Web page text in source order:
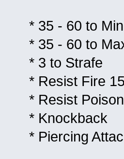
* 35 - 60 to
* 35 - 60 to
* 3 to Strafe
* Resist Fire
* Resist
* Knockback
* Piercing